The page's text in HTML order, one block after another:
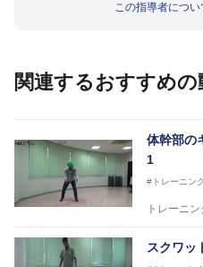
今治西高校野球部
川之江高校野球部
済美平成中等教
丹原高校野球部
東温高校野球部
松山西中等教育学
南宇和高校野球部
八幡浜工業野球部
IPU環太平洋大学
美作大学女子ソ
この指導者につい
関連するおすすめの
体幹部の
1
#トレーニン
トレーニ
スクワッ